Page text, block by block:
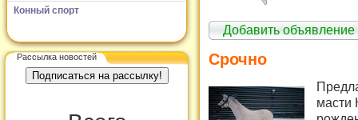
Конный спорт
Рассылка новостей
Добавить объявление
Срочно
масти